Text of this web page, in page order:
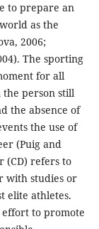
to prepare an
as the
2006;
The sporting
for all
the person still
the absence of
the use of
(Puig and
(CD) refers to
with studies or
elite athletes.
effort to promote